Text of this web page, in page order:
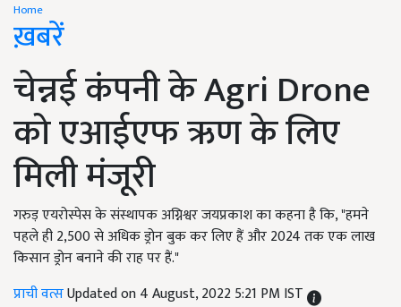
Home
ख़बरें
चेन्नई कंपनी के Agri Drone
को एआईएफ ऋण के लिए
मिली मंजूरी
गरुड़ एयरोस्पेस के संस्थापक अग्निश्वर जयप्रकाश का कहना है कि, "हमने
पहले ही 2,500 से अधिक ड्रोन बुक कर लिए हैं और 2024 तक एक लाख
किसान ड्रोन बनाने की राह पर हैं."
प्राची वत्सUpdated on 4 August, 2022 5:21 PM IST